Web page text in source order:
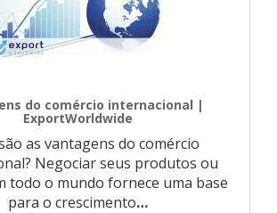
do comércio internacional |
ExportWorldwide
as vantagens do comércio
Negociar seus produtos ou
todo o mundo fornece uma base
para o crescimento…